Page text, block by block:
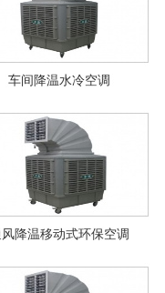
车间降温水冷空调
降温移动式环保空调